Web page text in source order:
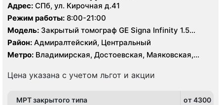
Адрес: СПб, ул. Кирочная д.41
Режим работы: 8:00-21:00
Модель: Закрытый томограф GE Signa Infinity 1.5
Тесла, КТ Toshiba Aquilion 64 среза
Район: Адмиралтейский, Центральный
Метро: Владимирская, Достоевская, Маяковская,
Цена указана с учетом льгот и акции
МРТ закрытого типа
от 4300